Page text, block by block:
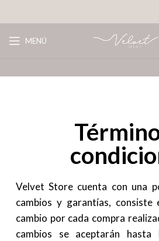
MENÚ
Velvet Store cuenta con una
cambios y garantías,
cambio por cada compra
cambios se aceptarán